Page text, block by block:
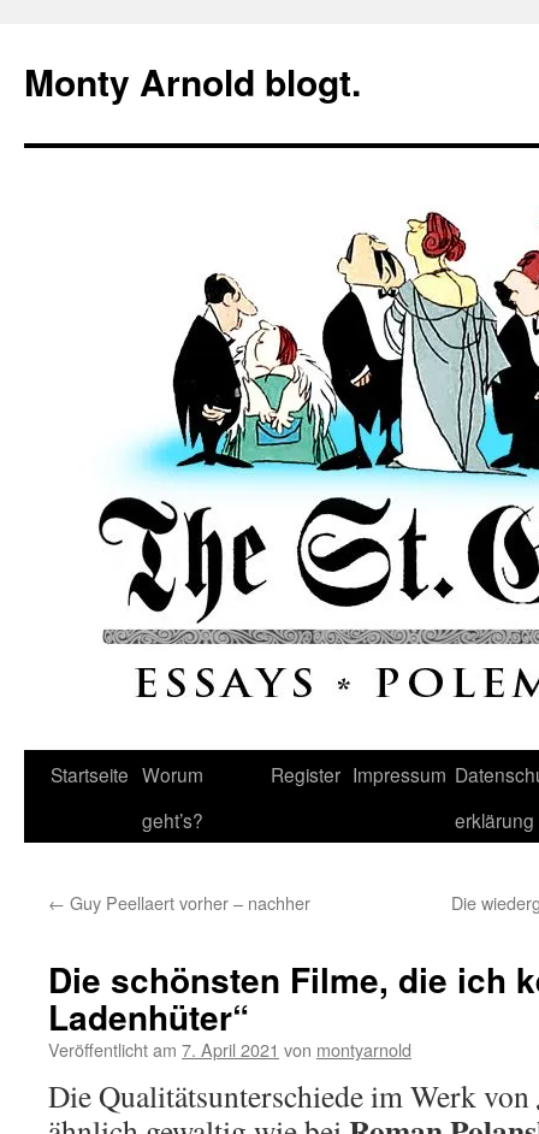
springen
Monty Arnold blogt.
Startseite Worum
geht’s?
Register Impressum
erklärung
← Guy Peellaert vorher – nachher Die
Die schönsten Filme, die ich
Ladenhüter“
Veröffentlicht am 7. April 2021 von montyarnold
Die Qualitätsunterschiede im Werk von